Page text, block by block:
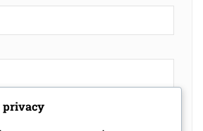
privacy